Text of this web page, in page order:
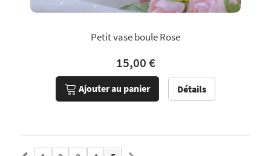
Petit vase boule Rose
15,00 €
Ajouter au panier Détails